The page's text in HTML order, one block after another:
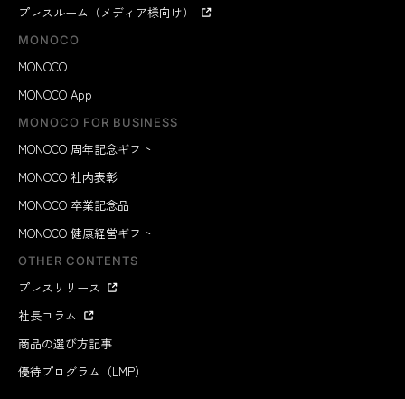
プレスルーム（メディア様向け）
MONOCO
MONOCO
MONOCO App
MONOCO FOR BUSINESS
MONOCO 周年記念ギフト
MONOCO 社内表彰
MONOCO 卒業記念品
MONOCO 健康経営ギフト
OTHER CONTENTS
プレスリリース
社長コラム
商品の選び方記事
優待プログラム（LMP）